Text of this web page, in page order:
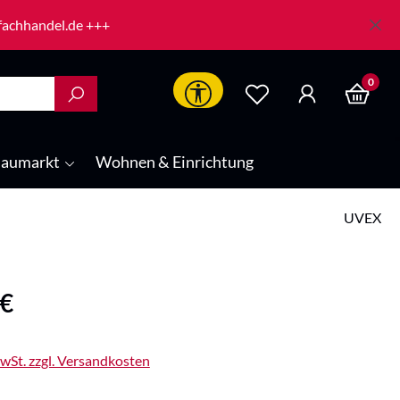
+++
Werkzeugleiste anzeigen
0
Wohnen & Einrichtung
UVEX
zzgl. Versandkosten